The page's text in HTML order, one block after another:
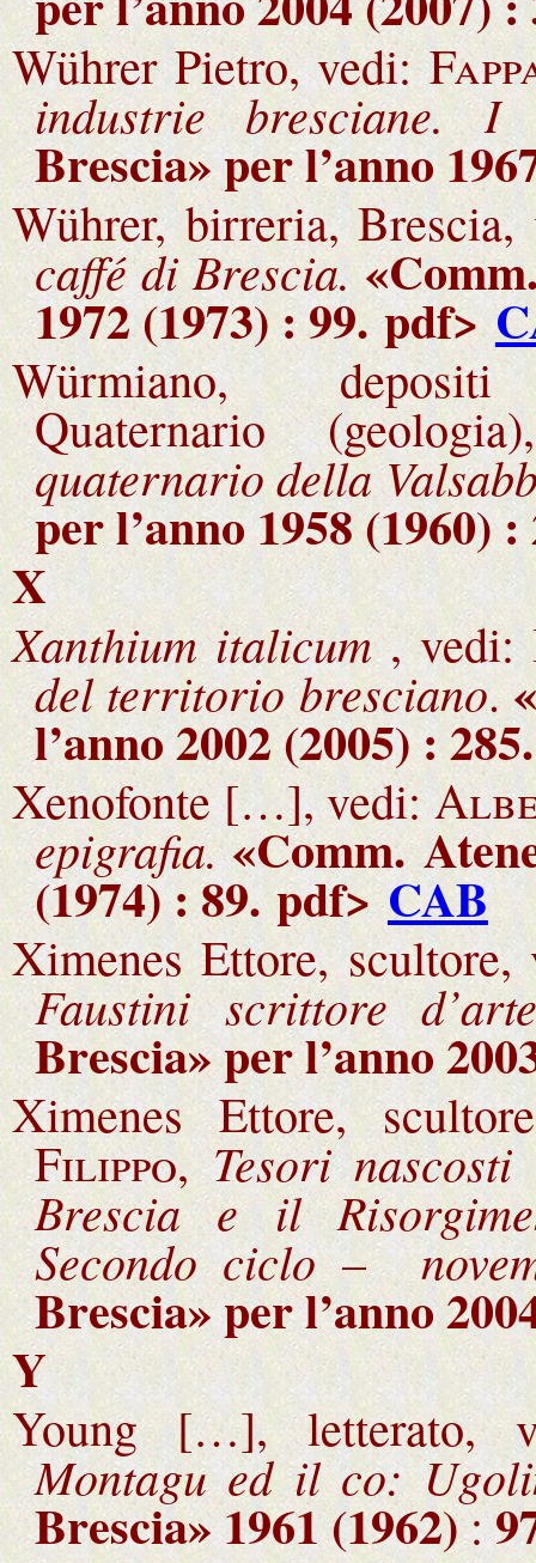
Wührer Pietro, vedi:
industrie bresciane. I
Brescia» per l’anno
Wührer, birreria,
caffé di Brescia.
1972 (1973) : 99.pdf>
Würmiano,
Quaternario
quaternario della
per l’anno 1958 (1960)
X
Xanthium italicum, vedi:
del territorio bresciano.
l’anno 2002 (2005) : 285.
Xenofonte […], vedi:
epigrafia. «Comm.
(1974) : 89. pdf>CAB
Ximenes Ettore,
Faustini scrittore
Brescia» per l’anno
Ximenes Ettore,
Filippo,Tesori
Brescia e il
Secondo ciclo –
Brescia» per l’anno
Y
Young […], letterato,
Montagu ed il co:
Brescia» 1961 (1962):